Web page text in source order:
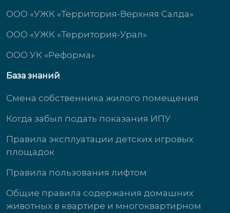
ООО «УЖК «Территория-Верхняя Салда»
ООО «УЖК «Территория-Урал»
ООО УК «Реформа»
База знаний
Смена собственника жилого помещения
Когда забыл подать показания ИПУ
Правила эксплуатации детских игровых
площадок
Правила пользования лифтом
Общие правила содержания домашних
животных в квартире и многоквартирном